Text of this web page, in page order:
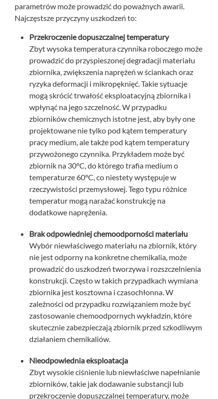
parametrów może prowadzić do poważnych awarii.
Najczęstsze przyczyny uszkodzeń to:
Przekroczenie dopuszczalnej temperatury
Zbyt wysoka temperatura czynnika roboczego może
prowadzić do przyspieszonej degradacji materiału
zbiornika, zwiększenia naprężeń w ściankach oraz
ryzyka deformacji i mikropęknięć. Takie sytuacje
mogą skrócić trwałość eksploatacyjną zbiornika i
wpłynąć na jego szczelność. W przypadku
zbiorników chemicznych istotne jest, aby były one
projektowane nie tylko pod kątem temperatury
pracy medium, ale także pod kątem temperatury
przywożonego czynnika. Przykładem może być
zbiornik na 30°C, do którego trafia medium o
temperaturze 60°C, co niestety występuje w
rzeczywistości przemysłowej. Tego typu różnice
temperatur mogą narażać konstrukcję na
dodatkowe naprężenia.
Brak odpowiedniej chemoodporności materiału
Wybór niewłaściwego materiału na zbiornik, który
nie jest odporny na konkretne chemikalia, może
prowadzić do uszkodzeń tworzywa i rozszczelnienia
konstrukcji. Często w takich przypadkach wymiana
zbiornika jest kosztowna i czasochłonna. W
zależności od przypadku rozwiązaniem może być
zastosowanie chemoodpornych wykładzin, które
skutecznie zabezpieczają zbiornik przed szkodliwym
działaniem chemikaliów.
Nieodpowiednia eksploatacja
Zbyt wysokie ciśnienie lub niewłaściwe napełnianie
zbiorników, takie jak dodawanie substancji lub
przekroczenie dopuszczalnej temperatury, może